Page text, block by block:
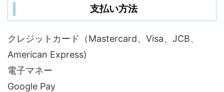
支払い方法
クレジットカード（Mastercard、Visa、JCB、
American Express)
電子マネー
Google Pay